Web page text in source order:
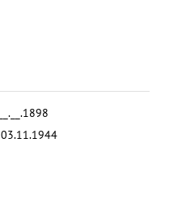
__.__.1898
03.11.1944